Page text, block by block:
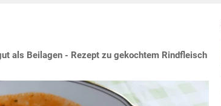
als Beilagen - Rezept zu gekochtem Rindfleisch